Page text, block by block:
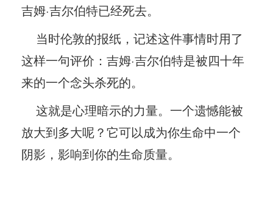
吉姆·吉尔伯特已经死去。
当时伦敦的报纸，记述这件事情时用了
这样一句评价：吉姆·吉尔伯特是被四十年
来的一个念头杀死的。
这就是心理暗示的力量。一个遗憾能被
放大到多大呢？它可以成为你生命中一个
阴影，影响到你的生命质量。